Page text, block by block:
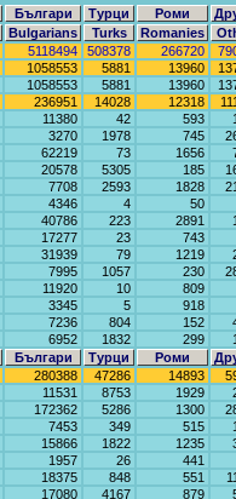
Българи Турци Роми
Bulgarians Turks Romanies
5118494 508378 266720
1058553 5881 13960
1058553 5881 13960
236951 14028 12318
11380 42 593
3270 1978 745
62219 73 1656
20578 5305 185
7708 2593 1828
4346 4
50
40786 223 2891
17277 23
743
31939 79 1219
7995 1057 230
11920 10
809
3345 5
918
7236 804 152
6952 1832 299
Българи Турци Роми
280388 47286 14893
11531 8753 1929
172362 5286 1300
7453 349 515
15866 1822 1235
1957 26
441
18375 848 551
17080 4167 879